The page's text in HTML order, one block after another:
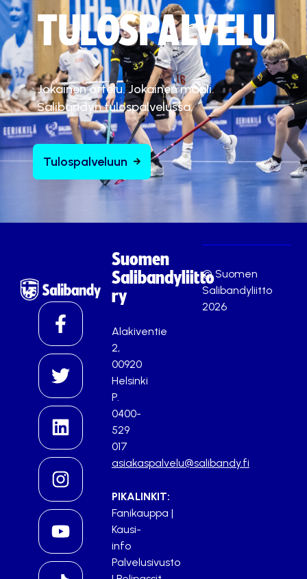
TULOSPALVELU
Jokainen ottelu. Jokainen maali.
Salibandyn tulospalvelussa.
Tulospalveluun
Suomen
Salibandyliitto
ry
Alakiventie
2,
00920
Helsinki
P.
0400-
529
017
asiakaspalvelu@salibandy.fi
PIKALINKIT:
Fanikauppa |
Kausi-
info
Palvelusivusto
© Suomen
Salibandyliitto
2026